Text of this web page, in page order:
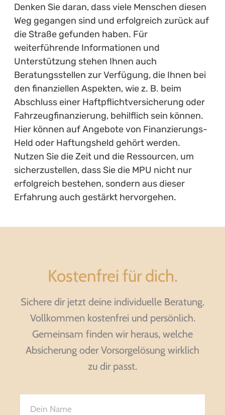
Denken Sie daran, dass viele Menschen diesen
Weg gegangen sind und erfolgreich zurück auf
die Straße gefunden haben. Für
weiterführende Informationen und
Unterstützung stehen Ihnen auch
Beratungsstellen zur Verfügung, die Ihnen bei
den finanziellen Aspekten, wie z. B. beim
Abschluss einer Haftpflichtversicherung oder
Fahrzeugfinanzierung, behilflich sein können.
Hier können auf Angebote von Finanzierungs-
Held oder Haftungsheld gehört werden.
Nutzen Sie die Zeit und die Ressourcen, um
sicherzustellen, dass Sie die MPU nicht nur
erfolgreich bestehen, sondern aus dieser
Erfahrung auch gestärkt hervorgehen.
Kostenfrei für dich.
Sichere dir jetzt deine individuelle Beratung.
Vollkommen kostenfrei und persönlich.
Gemeinsam finden wir heraus, welche
Absicherung oder Vorsorgelösung wirklich
zu dir passt.